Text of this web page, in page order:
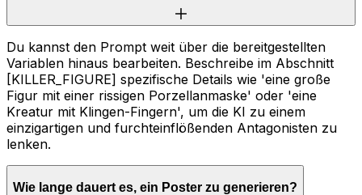
Du kannst den Prompt weit über die bereitgestellten
Variablen hinaus bearbeiten. Beschreibe im Abschnitt
[KILLER_FIGURE] spezifische Details wie 'eine große
Figur mit einer rissigen Porzellanmaske' oder 'eine
Kreatur mit Klingen-Fingern', um die KI zu einem
einzigartigen und furchteinflößenden Antagonisten zu
lenken.
Wie lange dauert es, ein Poster zu generieren?